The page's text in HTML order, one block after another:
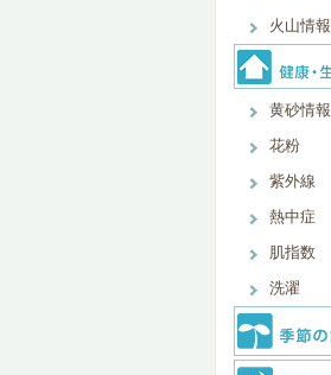
火山情報
黄砂情報
花粉
紫外線
熱中症
肌指数
洗濯